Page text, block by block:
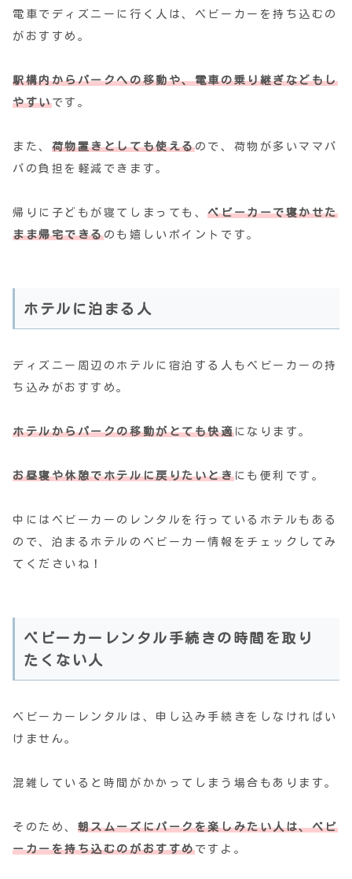
電車でディズニーに行く人は、ベビーカーを持ち込むの
がおすすめ。
駅構内からパークへの移動や、電車の乗り継ぎなどもし
やすいです。
また、 荷物置きとしても使えるので、荷物が多いママパ
パの負担を軽減できます。
帰りに子どもが寝てしまっても、ベビーカーで寝かせた
まま帰宅できるのも嬉しいポイントです。
ホテルに泊まる人
ディズニー周辺のホテルに宿泊する人もベビーカーの持
ち込みがおすすめ。
ホテルからパークの移動がとても快適になります。
お昼寝や休憩でホテルに戻りたいときにも便利です。
中にはベビーカーのレンタルを行っているホテルもある
ので、泊まるホテルのベビーカー情報をチェックしてみ
てくださいね！
ベビーカーレンタル手続きの時間を取り
たくない人
ベビーカーレンタルは、申し込み手続きをしなければい
けません。
混雑していると時間がかかってしまう場合もあります。
そのため、 朝スムーズにパークを楽しみたい人は、ベビ
ーカーを持ち込むのがおすすめですよ。